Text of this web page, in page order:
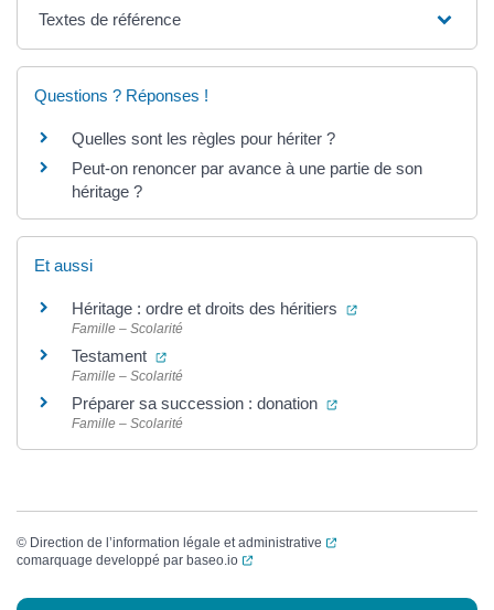
Textes de référence
Questions ? Réponses !
Quelles sont les règles pour hériter ?
Peut-on renoncer par avance à une partie de son
héritage ?
Et aussi
Héritage : ordre et droits des héritiers (ouverture dans
Famille – Scolarité
Testament (ouverture dans un nouvel onglet)
Famille – Scolarité
Préparer sa succession : donation (ouverture dans un
Famille – Scolarité
© Direction de l’information légale et administrative
(ouverture dans un
comarquage developpé par baseo.io (ouverture dans un nouvel onglet)